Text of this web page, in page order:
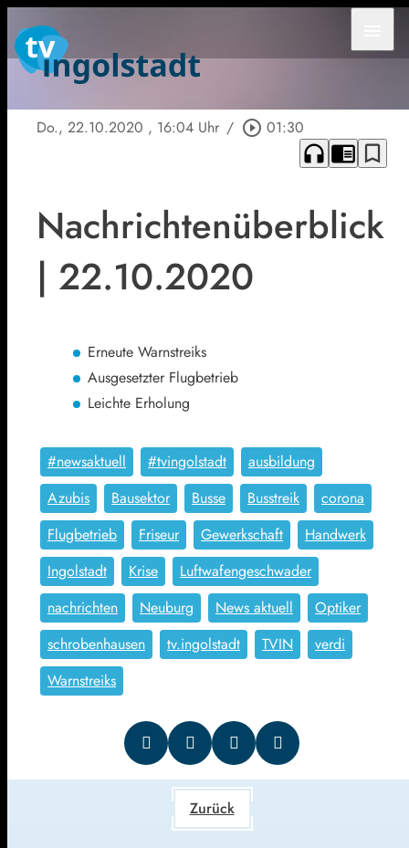
Do., 22.10.2020 , 16:04 Uhr / play_circle_outline 01:30
headphones chrome_reader_mode bookmark_border
Nachrichtenüberblick
| 22.10.2020
Erneute Warnstreiks
Ausgesetzter Flugbetrieb
Leichte Erholung
#newsaktuell #tvingolstadt
ausbildung
Azubis
Bausektor Busse Busstreik
corona
Flugbetrieb
Friseur Gewerkschaft
Handwerk
Ingolstadt
Krise
Luftwafengeschwader
nachrichten
Neuburg News aktuell
Optiker
schrobenhausen
tv.ingolstadt TVIN
verdi
Warnstreiks
Zurück